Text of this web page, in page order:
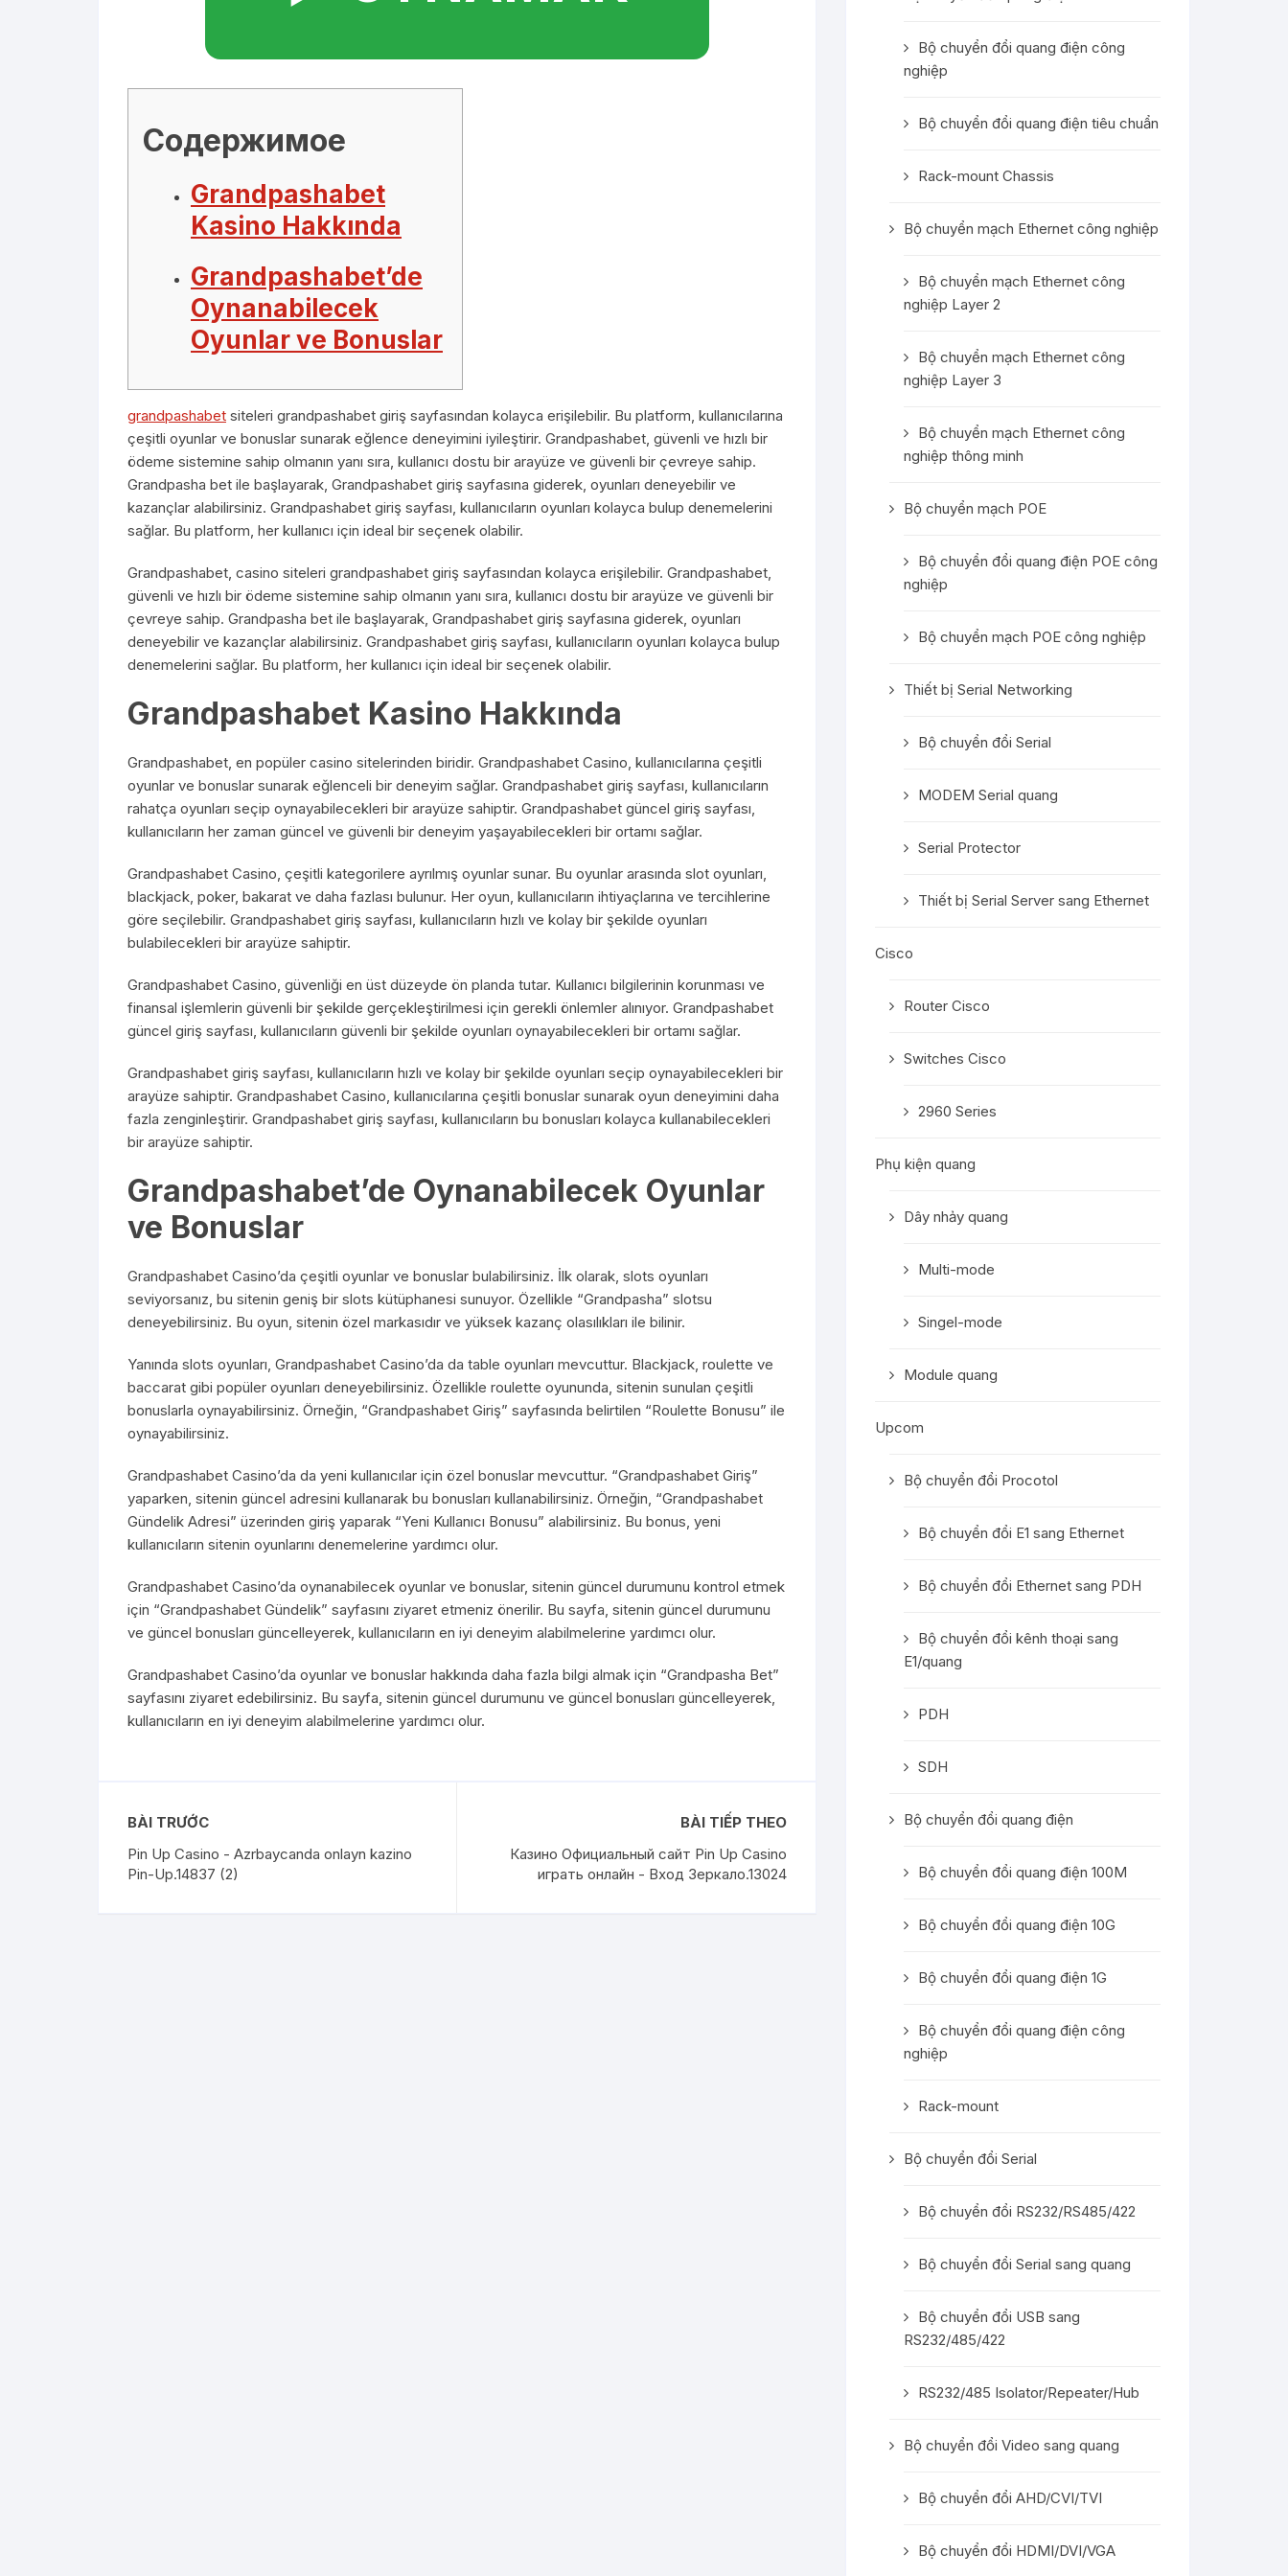
Содержимое
Grandpashabet
Kasino Hakkında
Grandpashabet’de
Oynanabilecek
Oyunlar ve Bonuslar
grandpashabet siteleri grandpashabet giriş sayfasından kolayca erişilebilir. Bu platform, kullanıcılarına
çeşitli oyunlar ve bonuslar sunarak eğlence deneyimini iyileştirir. Grandpashabet, güvenli ve hızlı bir
ödeme sistemine sahip olmanın yanı sıra, kullanıcı dostu bir arayüze ve güvenli bir çevreye sahip.
Grandpasha bet ile başlayarak, Grandpashabet giriş sayfasına giderek, oyunları deneyebilir ve
kazançlar alabilirsiniz. Grandpashabet giriş sayfası, kullanıcıların oyunları kolayca bulup denemelerini
sağlar. Bu platform, her kullanıcı için ideal bir seçenek olabilir.
Grandpashabet, casino siteleri grandpashabet giriş sayfasından kolayca erişilebilir. Grandpashabet,
güvenli ve hızlı bir ödeme sistemine sahip olmanın yanı sıra, kullanıcı dostu bir arayüze ve güvenli bir
çevreye sahip. Grandpasha bet ile başlayarak, Grandpashabet giriş sayfasına giderek, oyunları
deneyebilir ve kazançlar alabilirsiniz. Grandpashabet giriş sayfası, kullanıcıların oyunları kolayca bulup
denemelerini sağlar. Bu platform, her kullanıcı için ideal bir seçenek olabilir.
Grandpashabet Kasino Hakkında
Grandpashabet, en popüler casino sitelerinden biridir. Grandpashabet Casino, kullanıcılarına çeşitli
oyunlar ve bonuslar sunarak eğlenceli bir deneyim sağlar. Grandpashabet giriş sayfası, kullanıcıların
rahatça oyunları seçip oynayabilecekleri bir arayüze sahiptir. Grandpashabet güncel giriş sayfası,
kullanıcıların her zaman güncel ve güvenli bir deneyim yaşayabilecekleri bir ortamı sağlar.
Grandpashabet Casino, çeşitli kategorilere ayrılmış oyunlar sunar. Bu oyunlar arasında slot oyunları,
blackjack, poker, bakarat ve daha fazlası bulunur. Her oyun, kullanıcıların ihtiyaçlarına ve tercihlerine
göre seçilebilir. Grandpashabet giriş sayfası, kullanıcıların hızlı ve kolay bir şekilde oyunları
bulabilecekleri bir arayüze sahiptir.
Grandpashabet Casino, güvenliği en üst düzeyde ön planda tutar. Kullanıcı bilgilerinin korunması ve
finansal işlemlerin güvenli bir şekilde gerçekleştirilmesi için gerekli önlemler alınıyor. Grandpashabet
güncel giriş sayfası, kullanıcıların güvenli bir şekilde oyunları oynayabilecekleri bir ortamı sağlar.
Grandpashabet giriş sayfası, kullanıcıların hızlı ve kolay bir şekilde oyunları seçip oynayabilecekleri bir
arayüze sahiptir. Grandpashabet Casino, kullanıcılarına çeşitli bonuslar sunarak oyun deneyimini daha
fazla zenginleştirir. Grandpashabet giriş sayfası, kullanıcıların bu bonusları kolayca kullanabilecekleri
bir arayüze sahiptir.
Grandpashabet’de Oynanabilecek Oyunlar
ve Bonuslar
Grandpashabet Casino’da çeşitli oyunlar ve bonuslar bulabilirsiniz. İlk olarak, slots oyunları
seviyorsanız, bu sitenin geniş bir slots kütüphanesi sunuyor. Özellikle “Grandpasha” slotsu
deneyebilirsiniz. Bu oyun, sitenin özel markasıdır ve yüksek kazanç olasılıkları ile bilinir.
Yanında slots oyunları, Grandpashabet Casino’da da table oyunları mevcuttur. Blackjack, roulette ve
baccarat gibi popüler oyunları deneyebilirsiniz. Özellikle roulette oyununda, sitenin sunulan çeşitli
bonuslarla oynayabilirsiniz. Örneğin, “Grandpashabet Giriş” sayfasında belirtilen “Roulette Bonusu” ile
oynayabilirsiniz.
Grandpashabet Casino’da da yeni kullanıcılar için özel bonuslar mevcuttur. “Grandpashabet Giriş”
yaparken, sitenin güncel adresini kullanarak bu bonusları kullanabilirsiniz. Örneğin, “Grandpashabet
Gündelik Adresi” üzerinden giriş yaparak “Yeni Kullanıcı Bonusu” alabilirsiniz. Bu bonus, yeni
kullanıcıların sitenin oyunlarını denemelerine yardımcı olur.
Grandpashabet Casino’da oynanabilecek oyunlar ve bonuslar, sitenin güncel durumunu kontrol etmek
için “Grandpashabet Gündelik” sayfasını ziyaret etmeniz önerilir. Bu sayfa, sitenin güncel durumunu
ve güncel bonusları güncelleyerek, kullanıcıların en iyi deneyim alabilmelerine yardımcı olur.
Grandpashabet Casino’da oyunlar ve bonuslar hakkında daha fazla bilgi almak için “Grandpasha Bet”
sayfasını ziyaret edebilirsiniz. Bu sayfa, sitenin güncel durumunu ve güncel bonusları güncelleyerek,
kullanıcıların en iyi deneyim alabilmelerine yardımcı olur.
BÀI TRƯỚC
Pin Up Casino - Azrbaycanda onlayn kazino
Pin-Up.14837 (2)
BÀI TIẾP THEO
Казино Официальный сайт Pin Up Casino
играть онлайн - Вход Зеркало.13024
Bộ chuyển đổi quang điện công
nghiệp
Bộ chuyển đổi quang điện tiêu chuẩn
Rack-mount Chassis
Bộ chuyển mạch Ethernet công nghiệp
Bộ chuyển mạch Ethernet công
nghiệp Layer 2
Bộ chuyển mạch Ethernet công
nghiệp Layer 3
Bộ chuyển mạch Ethernet công
nghiệp thông minh
Bộ chuyển mạch POE
Bộ chuyển đổi quang điện POE công
nghiệp
Bộ chuyển mạch POE công nghiệp
Thiết bị Serial Networking
Bộ chuyển đổi Serial
MODEM Serial quang
Serial Protector
Thiết bị Serial Server sang Ethernet
Cisco
Router Cisco
Switches Cisco
2960 Series
Phụ kiện quang
Dây nhảy quang
Multi-mode
Singel-mode
Module quang
Upcom
Bộ chuyển đổi Procotol
Bộ chuyển đổi E1 sang Ethernet
Bộ chuyển đổi Ethernet sang PDH
Bộ chuyển đổi kênh thoại sang
E1/quang
PDH
SDH
Bộ chuyển đổi quang điện
Bộ chuyển đổi quang điện 100M
Bộ chuyển đổi quang điện 10G
Bộ chuyển đổi quang điện 1G
Bộ chuyển đổi quang điện công
nghiệp
Rack-mount
Bộ chuyển đổi Serial
Bộ chuyển đổi RS232/RS485/422
Bộ chuyển đổi Serial sang quang
Bộ chuyển đổi USB sang
RS232/485/422
RS232/485 Isolator/Repeater/Hub
Bộ chuyển đổi Video sang quang
Bộ chuyển đổi AHD/CVI/TVI
Bộ chuyển đổi HDMI/DVI/VGA